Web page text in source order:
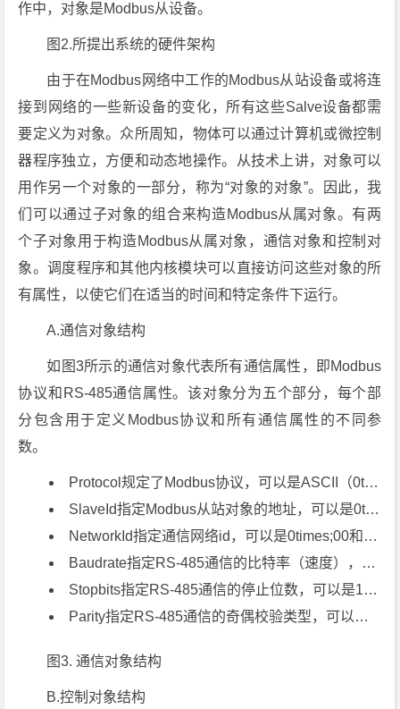
作中，对象是Modbus从设备。
图2.所提出系统的硬件架构
由于在Modbus网络中工作的Modbus从站设备或将连
接到网络的一些新设备的变化，所有这些Salve设备都需
要定义为对象。众所周知，物体可以通过计算机或微控制
器程序独立，方便和动态地操作。从技术上讲，对象可以
用作另一个对象的一部分，称为“对象的对象”。因此，我
们可以通过子对象的组合来构造Modbus从属对象。有两
个子对象用于构造Modbus从属对象，通信对象和控制对
象。调度程序和其他内核模块可以直接访问这些对象的所
有属性，以使它们在适当的时间和特定条件下运行。
A.通信对象结构
如图3所示的通信对象代表所有通信属性，即Modbus
协议和RS-485通信属性。该对象分为五个部分，每个部
分包含用于定义Modbus协议和所有通信属性的不同参
数。
Protocol规定了Modbus协议，可以是ASCII（0times;00），RTU（0times;01）和TCP（0times;02）。
SlaveId指定Modbus从站对象的地址，可以是0times;00到0xFF
NetworkId指定通信网络id，可以是0times;00和0xFF。
Baudrate指定RS-485通信的比特率（速度），可以是几个数字，例如4800,9600,19200,115200等等。
Stopbits指定RS-485通信的停止位数，可以是1,1.5和2。
Parity指定RS-485通信的奇偶校验类型，可以是None，Even，Odd，Mask和Space。它们分别由0times;00到0times;04的十六进制数表示。
图3. 通信对象结构
B.控制对象结构